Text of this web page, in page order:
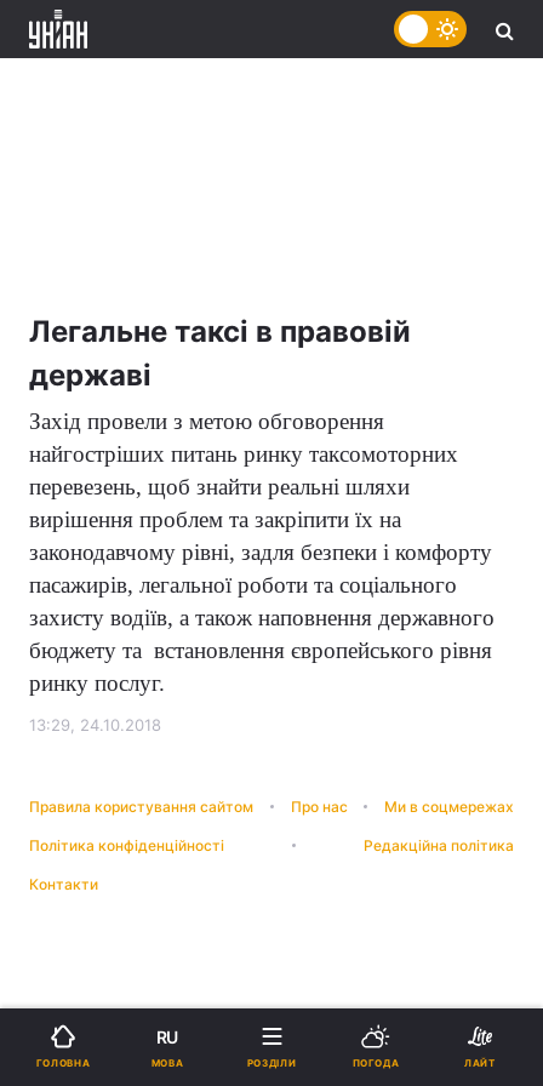
Легальне таксі в правовій
державі
Захід провели з метою обговорення
найгостріших питань ринку таксомоторних
перевезень, щоб знайти реальні шляхи
вирішення проблем та закріпити їх на
законодавчому рівні, задля безпеки і комфорту
пасажирів, легальної роботи та соціального
захисту водіїв, а також наповнення державного
бюджету та встановлення європейського рівня
ринку послуг.
13:29, 24.10.2018
Правила користування сайтом Про нас Ми в соцмережах
Політика конфіденційності Редакційна політика
Контакти
ГОЛОВНА
RU
МОВА РОЗДІЛИ ПОГОДА ЛАЙТ